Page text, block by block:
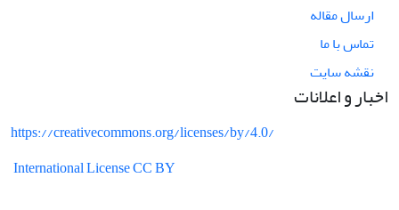
ارسال مقاله
تماس با ما
نقشه سایت
اخبار و اعلانات
https://creativecommons.org/licenses/by/4.0/
International License CC BY